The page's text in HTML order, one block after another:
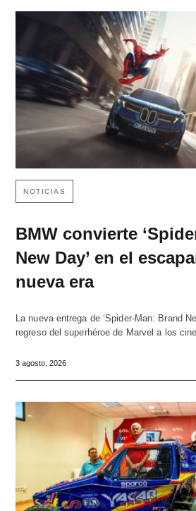
NOTICIAS
BMW convierte
New Day’ en el
nueva era
La nueva entrega de ‘Spider-Man: Brand
regreso del superhéroe de Marvel a los
3 agosto, 2026